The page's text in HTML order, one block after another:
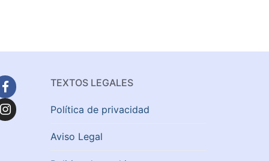
TEXTOS LEGALES
Política de privacidad
Aviso Legal